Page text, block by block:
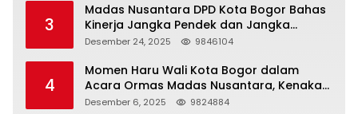
3
Madas Nusantara DPD Kota Bogor Bahas
Kinerja Jangka Pendek dan Jangka
Panjang
Desember 24, 2025 9846104
4
Momen Haru Wali Kota Bogor dalam
Acara Ormas Madas Nusantara, Kenakan
Peci Hitam Tinggi sebagai Simbol
Desember 6, 2025 9824884